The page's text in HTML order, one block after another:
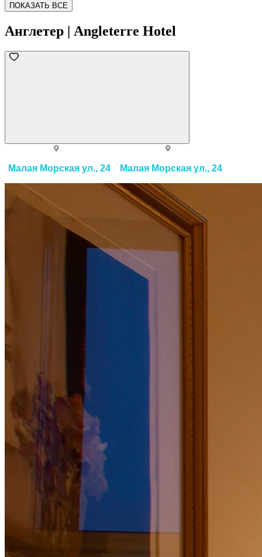
ПОКАЗАТЬ ВСЕ
Англетер | Angleterre Hotel
Малая Морская ул., 24 Малая Морская ул., 24